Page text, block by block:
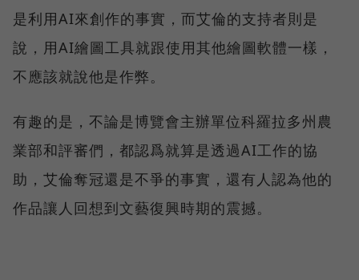
是利用AI來創作的事實，而艾倫的支持者則是
說，用AI繪圖工具就跟使用其他繪圖軟體一樣，
不應該就說他是作弊。
有趣的是，不論是博覽會主辦單位科羅拉多州農
業部和評審們，都認爲就算是透過AI工作的協
助，艾倫奪冠還是不爭的事實，還有人認為他的
作品讓人回想到文藝復興時期的震撼。